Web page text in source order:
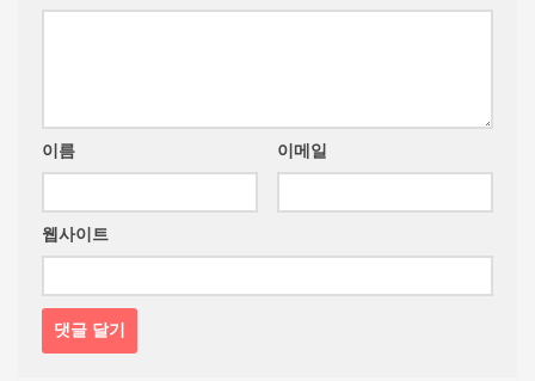
이름 이메일
웹사이트